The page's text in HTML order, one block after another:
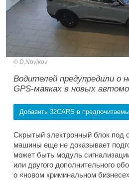
D.Novikov
Водителей предупредили о
GPS-маяках в новых
Добавить 32CARS в
Скрытый электронный блок под
машины еще не доказывает
может быть модуль
или другого дополнительного
о «новом криминальном